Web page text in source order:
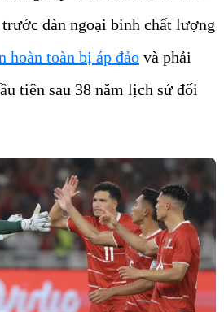
dàn ngoại binh chất lượng
hoàn toàn bị áp đảo và phải
tiên sau 38 năm lịch sử đối